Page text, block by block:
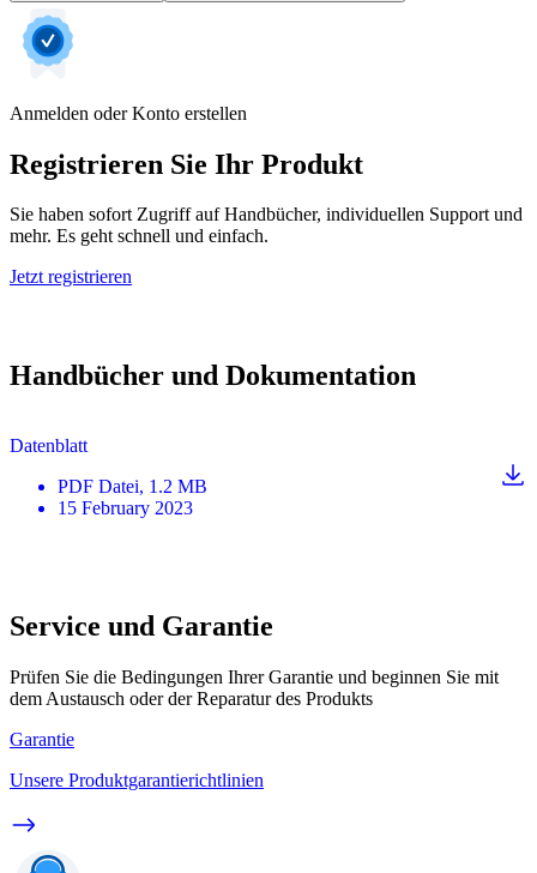
Anmelden oder Konto erstellen
Registrieren Sie Ihr Produkt
Sie haben sofort Zugriff auf Handbücher, individuellen Support und
mehr. Es geht schnell und einfach.
Jetzt registrieren
Handbücher und Dokumentation
Datenblatt
PDF Datei, 1.2 MB
15 February 2023
Service und Garantie
Prüfen Sie die Bedingungen Ihrer Garantie und beginnen Sie mit
dem Austausch oder der Reparatur des Produkts
Garantie
Unsere Produktgarantierichtlinien